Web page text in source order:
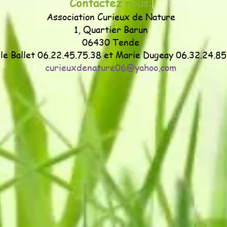
Association Curieux de Nature
1, Quartier Barun
06430 Tende
Ballet 06.22.45.75.38 et Marie Dugeay
curieuxdenature06@yahoo.com